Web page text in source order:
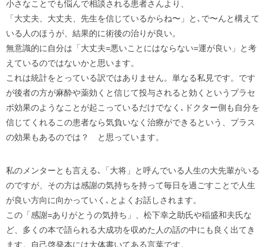
小さなことでも悩んで相談される患者さんより、
「大丈夫、大丈夫、先生を信じているからね〜」と､で〜んと構えて
いる人のほうが、結果的に術後の治りが良い。
無意識的に自分は「大丈夫=悪いことにはならない=運が良い」と考
えているのではないかと思います。
これは統計をとっている訳ではありません。単なる私見です。です
が後者の方が麻酔や薬効くと信じて投与されると効くというプラセ
ボ効果のようなことが起こっているだけでなく､ドクター側も自分を
信じてくれるこの患者なら気負いなく治療ができるという、プラス
の効果もあるのでは？ と思っています。
私のメンターとも言える､「大将」と呼んでいる人生の大先輩がいる
のですが、その方は感謝の気持ちを持って毎日を過ごすことで人生
が良い方向に向かっていく､とよくお話しされます。
この「感謝=ありがとうの気持ち」、松下幸之助氏や稲盛和夫氏な
ど、多くの本で語られる大成功を収めた人の話の中にも良く出てき
ます。自己啓発本には大体書いてある言葉です。